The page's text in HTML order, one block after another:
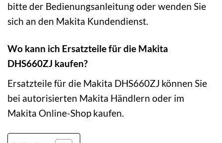
bitte der Bedienungsanleitung oder wenden Sie
sich an den Makita Kundendienst.
Wo kann ich Ersatzteile für die Makita
DHS660ZJ kaufen?
Ersatzteile für die Makita DHS660ZJ können Sie
bei autorisierten Makita Händlern oder im
Makita Online-Shop kaufen.